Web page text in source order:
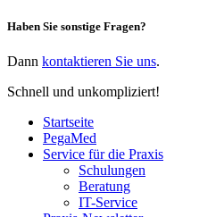
Haben Sie sonstige Fragen?
Dann kontaktieren Sie uns.
Schnell und unkompliziert!
Startseite
PegaMed
Service für die Praxis
Schulungen
Beratung
IT-Service